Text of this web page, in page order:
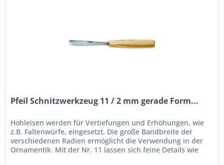
Pfeil Schnitzwerkzeug 11 / 2 mm gerade Form...
Hohleisen werden für Vertiefungen und Erhöhungen, wie
z.B. Faltenwürfe, eingesetzt. Die große Bandbreite der
verschiedenen Radien ermöglicht die Verwendung in der
Ornamentik. Mit der Nr. 11 lassen sich feine Details wie